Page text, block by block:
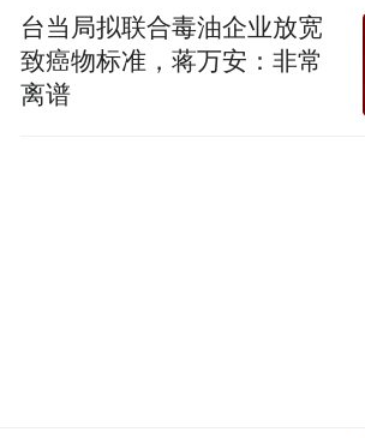
台当局拟联合毒油企业放宽
致癌物标准，蒋万安：非常
离谱